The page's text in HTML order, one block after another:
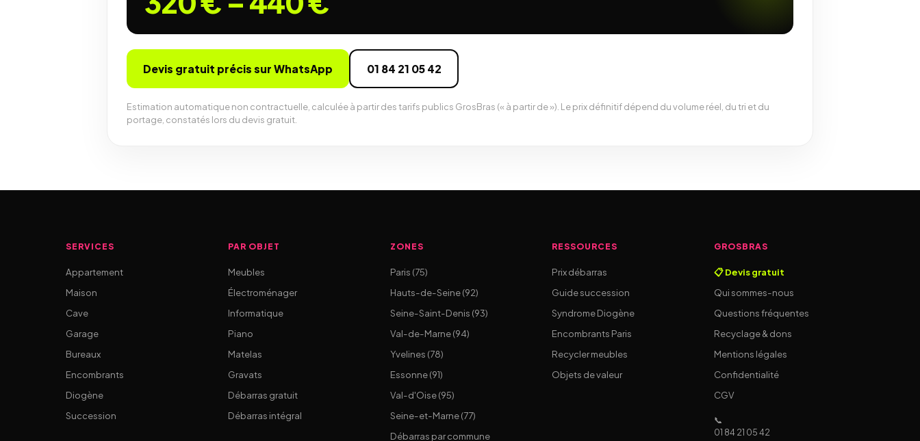
Devis gratuit précis sur WhatsApp 01 84 21 05 42
Estimation automatique non contractuelle, calculée à partir des tarifs publics GrosBras (« à partir de »). Le prix définitif dépend du volume réel, du tri et du
portage, constatés lors du devis gratuit.
SERVICES
Appartement
Maison
Cave
Garage
Bureaux
Encombrants
Diogène
Succession
PAR OBJET
Meubles
Électroménager
Informatique
Piano
Matelas
Gravats
Débarras gratuit
Débarras intégral
ZONES
Paris (75)
Hauts-de-Seine (92)
Seine-Saint-Denis (93)
Val-de-Marne (94)
Yvelines (78)
Essonne (91)
Val-d'Oise (95)
Seine-et-Marne (77)
Débarras par commune
RESSOURCES
Prix débarras
Guide succession
Syndrome Diogène
Encombrants Paris
Recycler meubles
Objets de valeur
GROSBRAS
📋 Devis gratuit
Qui sommes-nous
Questions fréquentes
Recyclage & dons
Mentions légales
Confidentialité
CGV
📞
01 84 21 05 42